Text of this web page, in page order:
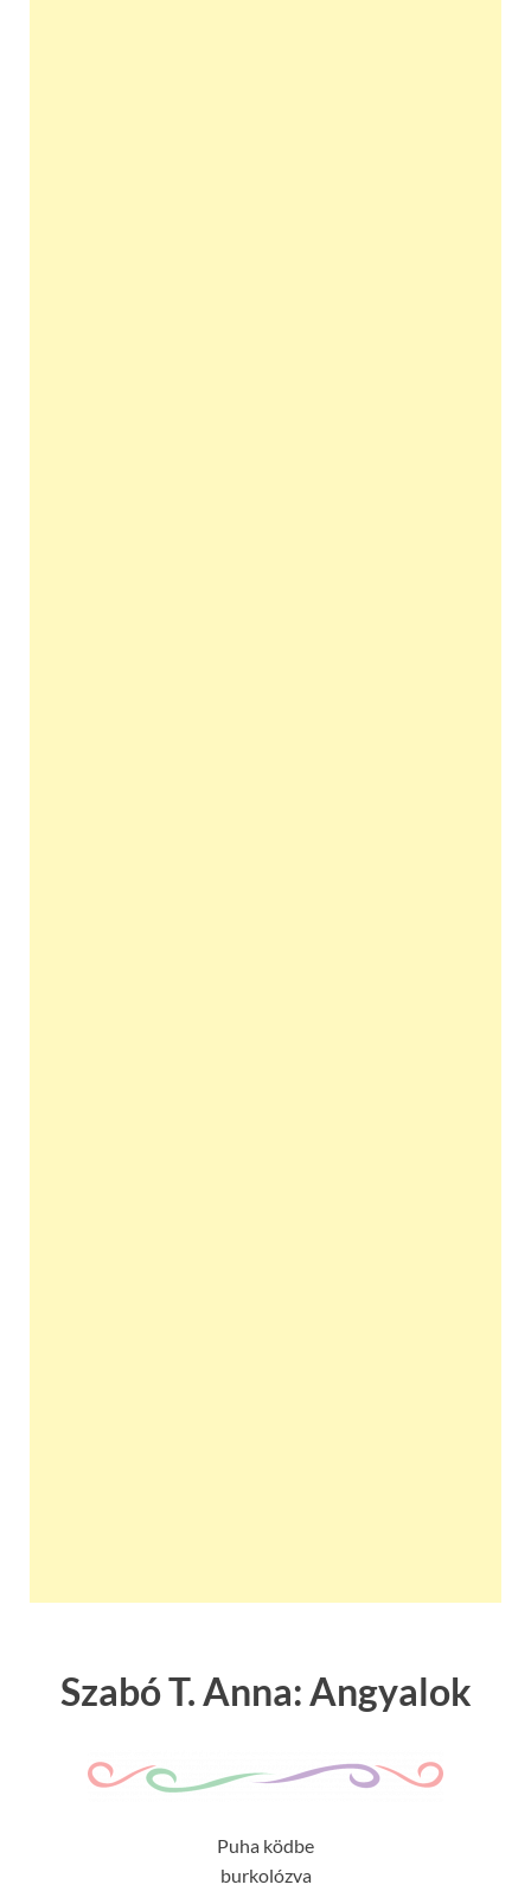
Szabó T. Anna: Angyalok
Puha ködbe
burkolózva